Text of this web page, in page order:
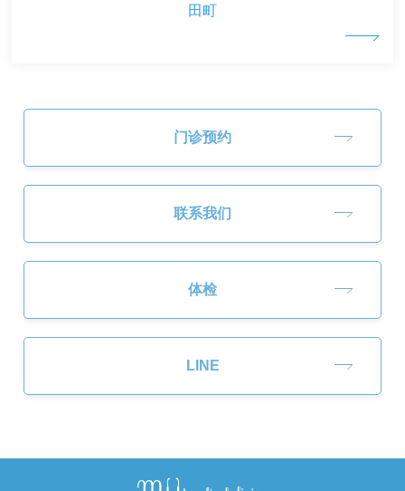
田町
门诊预约
联系我们
体检
LINE